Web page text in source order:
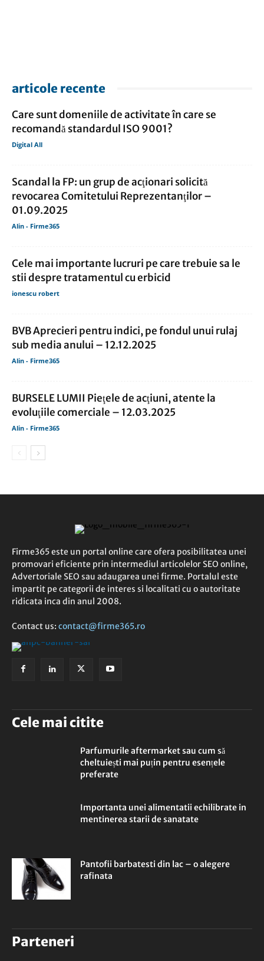
articole recente
Care sunt domeniile de activitate în care se
recomandă standardul ISO 9001?
Digital All
Scandal la FP: un grup de acţionari solicită
revocarea Comitetului Reprezentanţilor –
01.09.2025
Alin - Firme365
Cele mai importante lucruri pe care trebuie sa le
stii despre tratamentul cu erbicid
ionescu robert
BVB Aprecieri pentru indici, pe fondul unui rulaj
sub media anului – 12.12.2025
Alin - Firme365
BURSELE LUMII Pieţele de acţiuni, atente la
evoluţiile comerciale – 12.03.2025
Alin - Firme365
Firme365 este un portal online care ofera posibilitatea unei
promovari eficiente prin intermediul articolelor SEO online,
Advertoriale SEO sau adaugarea unei firme. Portalul este
impartit pe categorii de interes si localitati cu o autoritate
ridicata inca din anul 2008.
Contact us: contact@firme365.ro
Cele mai citite
Parfumurile aftermarket sau cum să
cheltuiești mai puțin pentru esențele
preferate
Importanta unei alimentatii echilibrate in
mentinerea starii de sanatate
Pantofii barbatesti din lac – o alegere
rafinata
Parteneri